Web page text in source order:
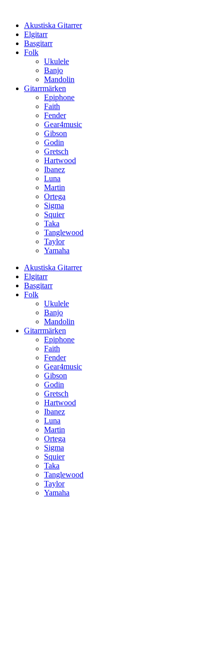
innehållAkustiska Gitarrer
Elgitarr
Basgitarr
Folk
Ukulele
Banjo
Mandolin
Gitarrmärken
Epiphone
Faith
Fender
Gear4music
Gibson
Godin
Gretsch
Hartwood
Ibanez
Luna
Martin
Ortega
Sigma
Squier
Taka
Tanglewood
Taylor
Yamaha
Akustiska Gitarrer
Elgitarr
Basgitarr
Folk
Ukulele
Banjo
Mandolin
Gitarrmärken
Epiphone
Faith
Fender
Gear4music
Gibson
Godin
Gretsch
Hartwood
Ibanez
Luna
Martin
Ortega
Sigma
Squier
Taka
Tanglewood
Taylor
Yamaha